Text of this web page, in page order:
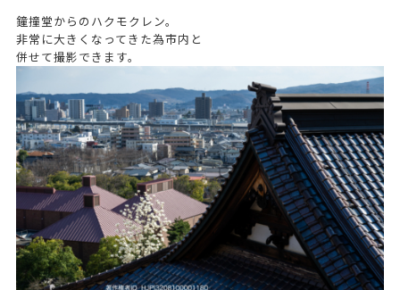
鐘撞堂からのハクモクレン。
非常に大きくなってきた為市内と
併せて撮影できます。